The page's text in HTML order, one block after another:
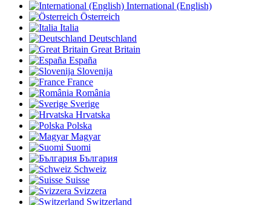
International (English)
Österreich
Italia
Deutschland
Great Britain
España
Slovenija
France
România
Sverige
Hrvatska
Polska
Magyar
Suomi
България
Schweiz
Suisse
Svizzera
Switzerland